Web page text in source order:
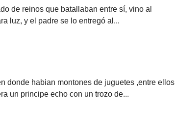
de reinos que batallaban entre sí, vino al
luz, y el padre se lo entregó al...
donde habian montones de juguetes ,entre ellos
un principe echo con un trozo de...